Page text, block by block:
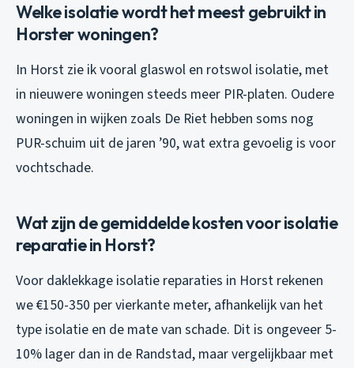
Welke isolatie wordt het meest gebruikt in
Horster woningen?
In Horst zie ik vooral glaswol en rotswol isolatie, met
in nieuwere woningen steeds meer PIR-platen. Oudere
woningen in wijken zoals De Riet hebben soms nog
PUR-schuim uit de jaren ’90, wat extra gevoelig is voor
vochtschade.
Wat zijn de gemiddelde kosten voor isolatie
reparatie in Horst?
Voor daklekkage isolatie reparaties in Horst rekenen
we €150-350 per vierkante meter, afhankelijk van het
type isolatie en de mate van schade. Dit is ongeveer 5-
10% lager dan in de Randstad, maar vergelijkbaar met